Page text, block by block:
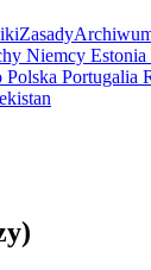
Zasady
Niemcy Estonia
Polska Portugalia